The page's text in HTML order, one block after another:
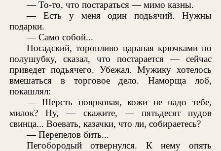
— То-то, что постараться — мимо казны.
— Есть у меня один подьячий. Нужны
подарки.
— Само собой...
Посадский, торопливо царапая крючками по
полушубку, сказал, что постарается — сейчас
приведет подьячего. Убежал. Мужику хотелось
вмешаться в торговое дело. Наморща лоб,
покашлял:
— Шерсть поярковая, кожи не надо тебе,
милок? Ну, — скажите, — пятьдесят пудов
свинца... Воевать, казачки, что ли, собираетесь?
— Перепелов бить...
Пегобородый отвернулся. К нему опять